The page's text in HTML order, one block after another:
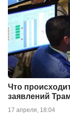
Что
заявлений
17 апреля, 18:04